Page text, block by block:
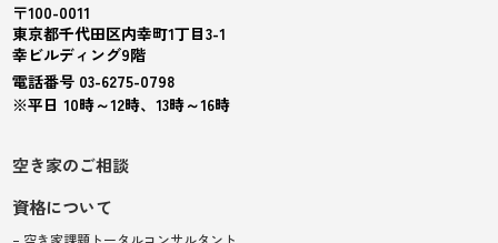
〒100-0011
東京都千代田区内幸町1丁目3-1
幸ビルディング9階
電話番号 03-6275-0798
※平日 10時～12時、13時～16時
空き家のご相談
資格について